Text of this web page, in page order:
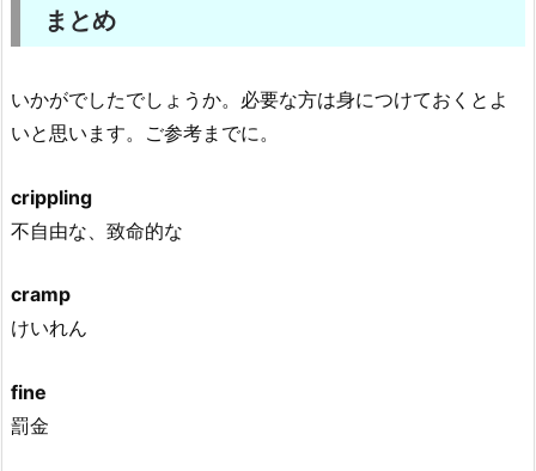
まとめ
いかがでしたでしょうか。必要な方は身につけておくとよ
いと思います。ご参考までに。
crippling
不自由な、致命的な
cramp
けいれん
fine
罰金